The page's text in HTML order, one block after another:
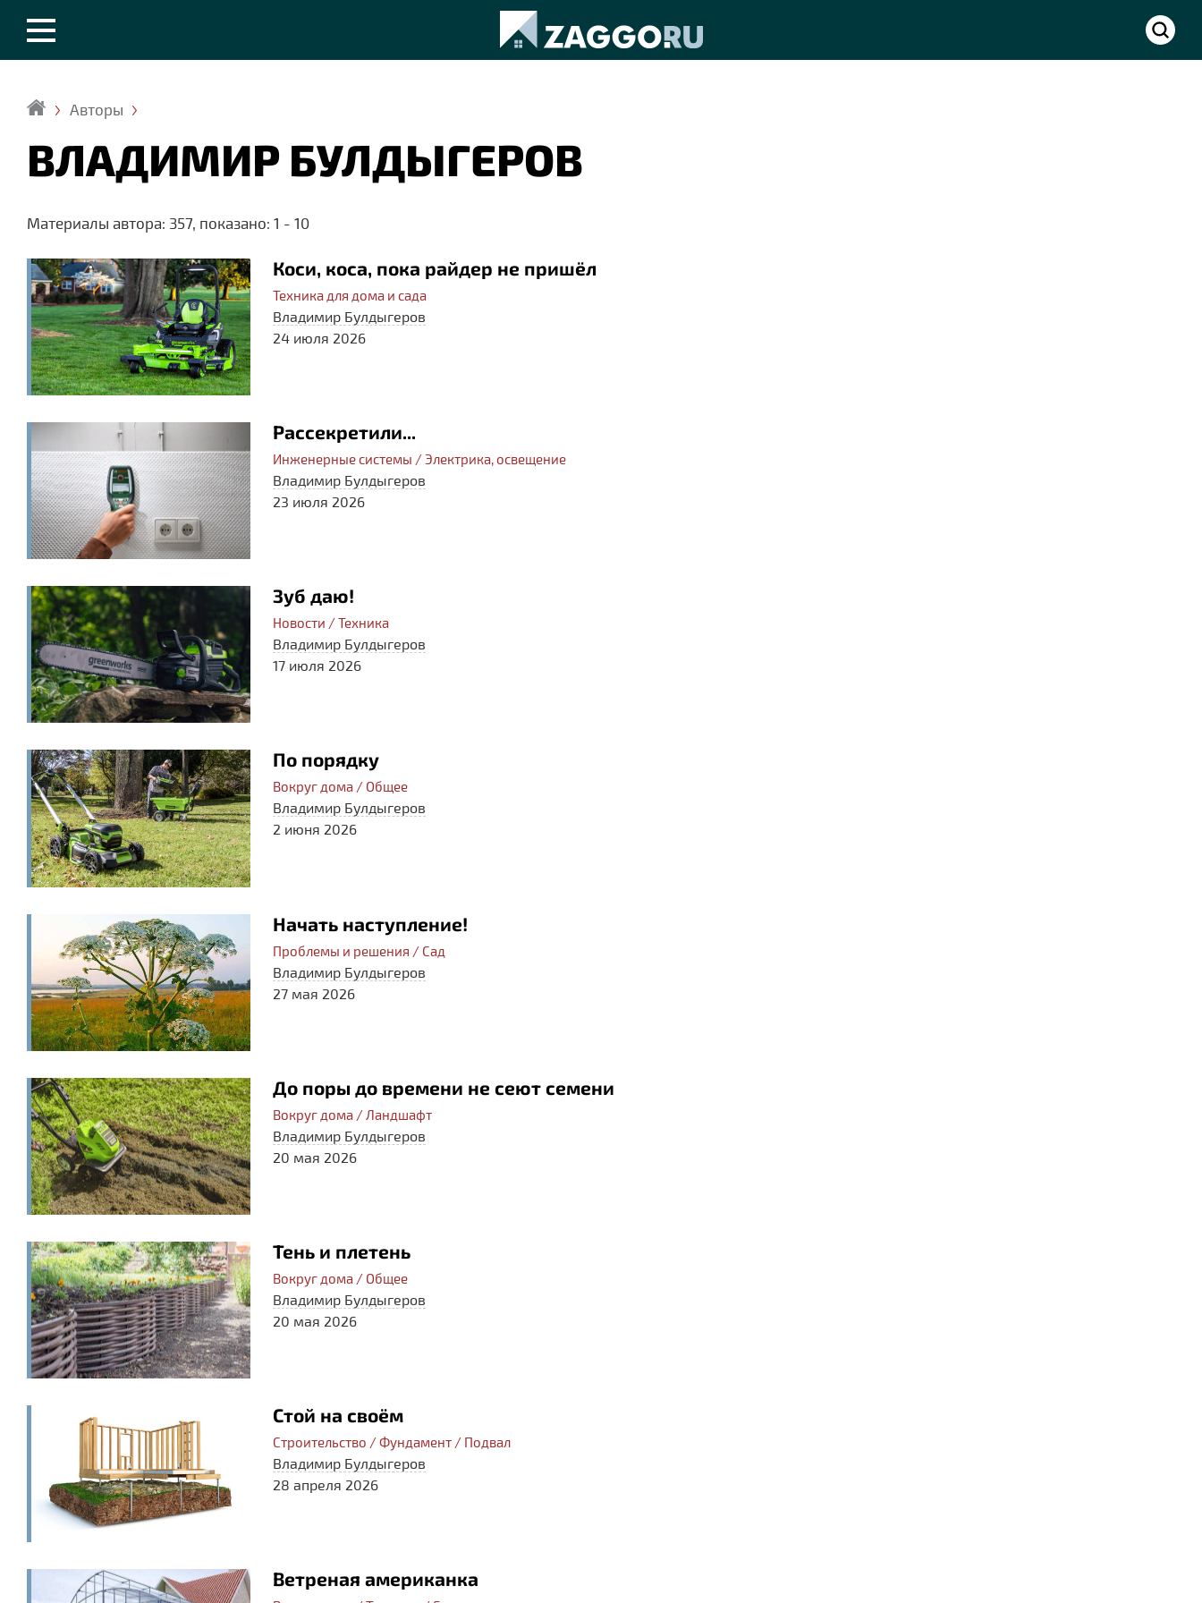
Авторы
ВЛАДИМИР БУЛДЫГЕРОВ
Материалы автора: 357, показано: 1 - 10
Коси, коса, пока райдер не пришёл
Техника для дома и сада
Владимир Булдыгеров
24 июля 2026
Рассекретили...
Инженерные системы / Электрика, освещение
Владимир Булдыгеров
23 июля 2026
Зуб даю!
Новости / Техника
Владимир Булдыгеров
17 июля 2026
По порядку
Вокруг дома / Общее
Владимир Булдыгеров
2 июня 2026
Начать наступление!
Проблемы и решения / Сад
Владимир Булдыгеров
27 мая 2026
До поры до времени не сеют семени
Вокруг дома / Ландшафт
Владимир Булдыгеров
20 мая 2026
Тень и плетень
Вокруг дома / Общее
Владимир Булдыгеров
20 мая 2026
Стой на своём
Строительство / Фундамент / Подвал
Владимир Булдыгеров
28 апреля 2026
Ветреная американка